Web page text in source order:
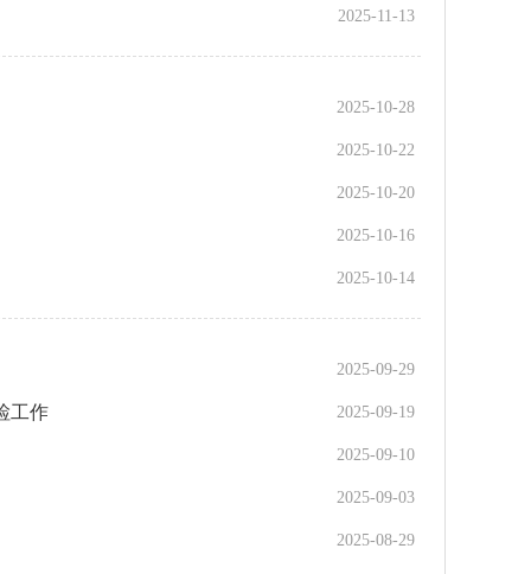
2025-11-13
2025-10-28
2025-10-22
2025-10-20
2025-10-16
2025-10-14
2025-09-29
工作 2025-09-19
2025-09-10
2025-09-03
2025-08-29